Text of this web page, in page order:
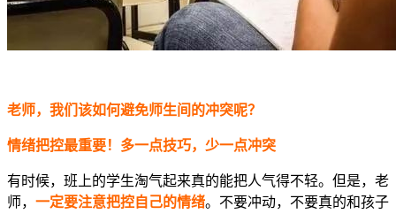
老师，我们该如何避免师生间的冲突呢？
情绪把控最重要！多一点技巧，少一点冲突
有时候，班上的学生淘气起来真的能把人气得不轻。但是，老
师， 一定要注意把控自己的情绪。不要冲动，不要真的和孩子